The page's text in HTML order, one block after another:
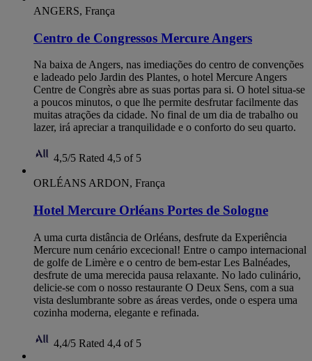
ANGERS, França
Centro de Congressos Mercure Angers
Na baixa de Angers, nas imediações do centro de convenções
e ladeado pelo Jardin des Plantes, o hotel Mercure Angers
Centre de Congrès abre as suas portas para si. O hotel situa-se
a poucos minutos, o que lhe permite desfrutar facilmente das
muitas atrações da cidade. No final de um dia de trabalho ou
lazer, irá apreciar a tranquilidade e o conforto do seu quarto.
4,5/5 Rated 4,5 of 5
ORLÉANS ARDON, França
Hotel Mercure Orléans Portes de Sologne
A uma curta distância de Orléans, desfrute da Experiência
Mercure num cenário excecional! Entre o campo internacional
de golfe de Limère e o centro de bem-estar Les Balnéades,
desfrute de uma merecida pausa relaxante. No lado culinário,
delicie-se com o nosso restaurante O Deux Sens, com a sua
vista deslumbrante sobre as áreas verdes, onde o espera uma
cozinha moderna, elegante e refinada.
4,4/5 Rated 4,4 of 5